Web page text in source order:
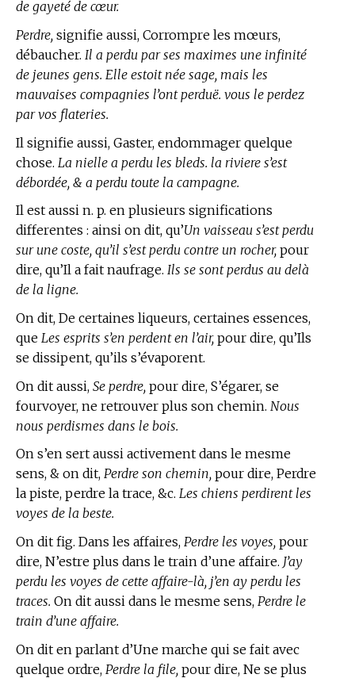
de gayeté de cœur.
Perdre, signifie aussi, Corrompre les mœurs,
débaucher. Il a perdu par ses maximes une infinité
de jeunes gens. Elle estoit née sage, mais les
mauvaises compagnies l’ont perduë. vous le perdez
par vos flateries.
Il signifie aussi, Gaster, endommager quelque
chose. La nielle a perdu les bleds. la riviere s’est
débordée, & a perdu toute la campagne.
Il est aussi n. p. en plusieurs significations
differentes : ainsi on dit, qu’Un vaisseau s’est perdu
sur une coste, qu’il s’est perdu contre un rocher, pour
dire, qu’Il a fait naufrage. Ils se sont perdus au delà
de la ligne.
On dit, De certaines liqueurs, certaines essences,
que Les esprits s’en perdent en l’air, pour dire, qu’Ils
se dissipent, qu’ils s’évaporent.
On dit aussi, Se perdre, pour dire, S’égarer, se
fourvoyer, ne retrouver plus son chemin. Nous
nous perdismes dans le bois.
On s’en sert aussi activement dans le mesme
sens, & on dit, Perdre son chemin, pour dire, Perdre
la piste, perdre la trace, &c. Les chiens perdirent les
voyes de la beste.
On dit fig. Dans les affaires, Perdre les voyes, pour
dire, N’estre plus dans le train d’une affaire. J’ay
perdu les voyes de cette affaire-là, j’en ay perdu les
traces. On dit aussi dans le mesme sens, Perdre le
train d’une affaire.
On dit en parlant d’Une marche qui se fait avec
quelque ordre, Perdre la file, pour dire, Ne se plus